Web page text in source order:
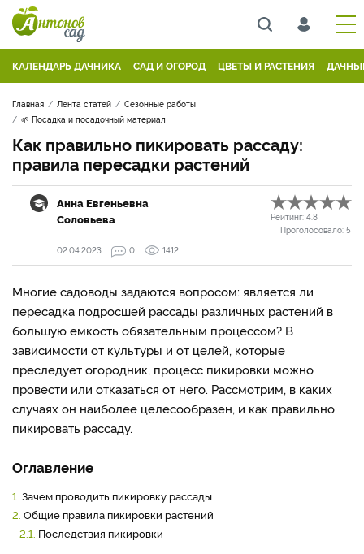
КАЛЕНДАРЬ ДАЧНИКА САД И ОГОРОД ЦВЕТЫ И РАСТЕНИЯ
Главная Лента статей
Сезонные работы
🌱 Посадка и посадочный материал
Как правильно пикировать рассаду:
правила пересадки растений
Анна Евгеньевна
Соловьева
Рейтинг: 4.8
Проголосовало: 5
02.04.2023
0 1412
Многие садоводы задаются вопросом: является ли
пересадка подросшей рассады различных растений в
большую емкость обязательным процессом? В
зависимости от культуры и от целей, которые
преследует огородник, процесс пикировки можно
провести или отказаться от него. Рассмотрим, в каких
случаях он наиболее целесообразен, и как правильно
пикировать рассаду.
Оглавление
1. Зачем проводить пикировку рассады
2. Общие правила пикировки растений
2.1. Последствия пикировки